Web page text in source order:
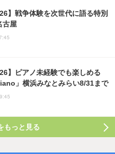
】戦争体験を次世代に語る特別
古屋
】ピアノ未経験でも楽しめる
」横浜みなとみらい8/31まで
もっと見る